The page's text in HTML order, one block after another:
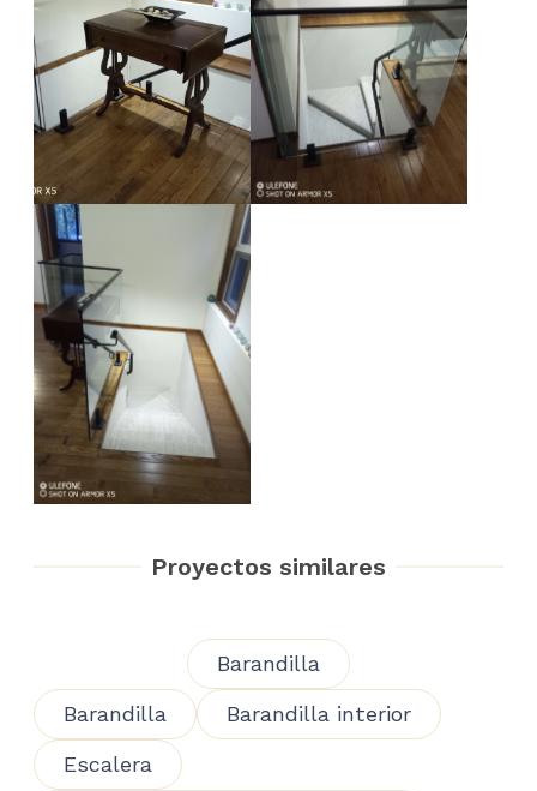
Proyectos similares
Barandilla
Barandilla
Barandilla interior
Escalera